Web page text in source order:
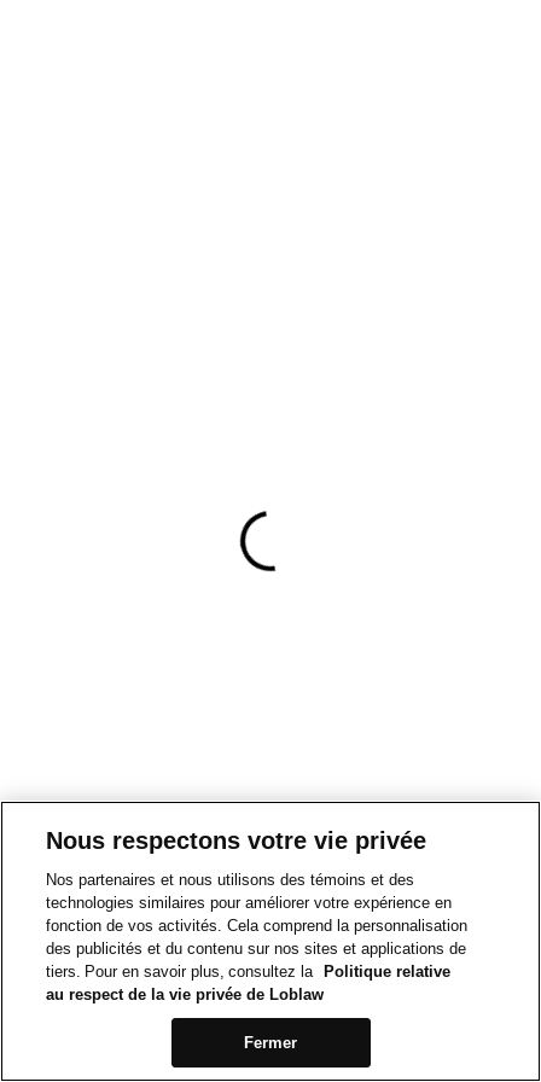
Nous respectons votre vie privée
Nos partenaires et nous utilisons des témoins et des
technologies similaires pour améliorer votre expérience en
fonction de vos activités. Cela comprend la personnalisation
des publicités et du contenu sur nos sites et applications de
tiers. Pour en savoir plus, consultez la
Politique relative
au respect de la vie privée de Loblaw
Fermer